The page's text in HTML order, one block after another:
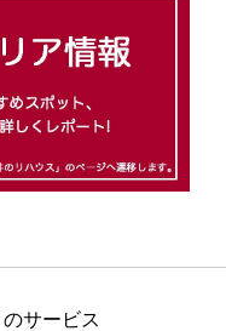
サービス